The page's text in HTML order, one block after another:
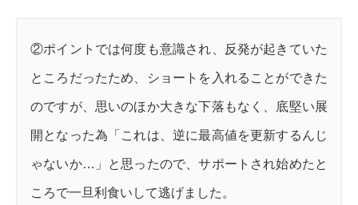
②ポイントでは何度も意識され、反発が起きていた
ところだったため、ショートを入れることができた
のですが、思いのほか大きな下落もなく、底堅い展
開となった為「これは、逆に最高値を更新するんじ
ゃないか…」と思ったので、サポートされ始めたと
ころで一旦利食いして逃げました。